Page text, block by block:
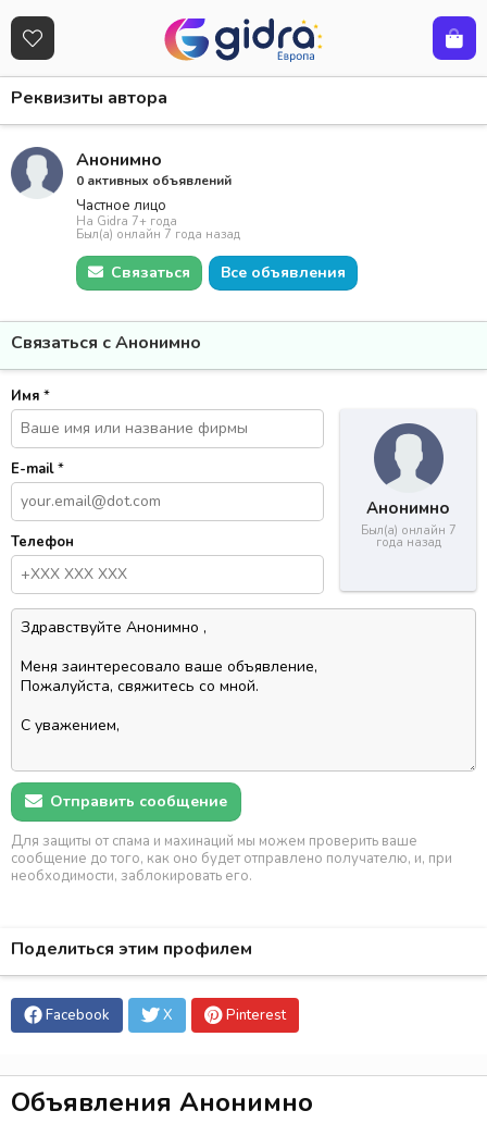
Реквизиты автора
Анонимно
0 активных объявлений
Частное лицо
На Gidra 7+ года
Был(а) онлайн 7 года назад
Связаться Все объявления
Связаться с Анонимно
Анонимно
Был(а) онлайн 7
года назад
Имя *
E-mail*
Телефон
Отправить сообщение
Для защиты от спама и махинаций мы можем проверить ваше
сообщение до того, как оно будет отправлено получателю, и, при
необходимости, заблокировать его.
Поделиться этим профилем
Facebook X Pinterest
Объявления Анонимно